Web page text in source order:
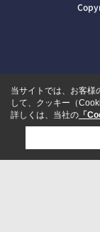
当サイトでは、お客様
して、クッキー（
詳しくは、当社の 「